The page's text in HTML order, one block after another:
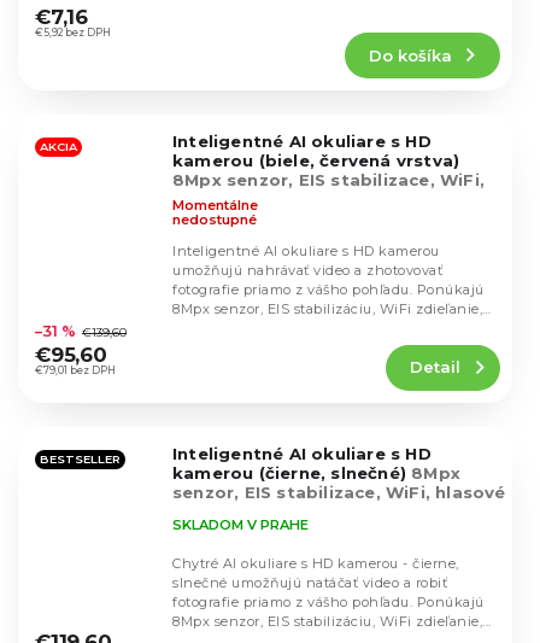
hodnotenie
produktu
hviezdičiek.
€5,92 bez DPH
€7,16
Do košíka
AKCIA
Inteligentné AI okuliare s HD
kamerou (biele, červená vrstva)
8Mpx senzor, EIS stabilizace, WiFi,
hlasové ovládání, odolnost IP65
hodnotenie
produktu
je
hviezdičiek.
Momentálne
nedostupné
€79,01 bez DPH
–31 % €139,60
€95,60 Detail
Inteligentné AI okuliare s HD kamerou
umožňujú nahrávať video a zhotovovať
fotografie priamo z vášho pohľadu. Ponúkajú
8Mpx senzor, EIS stabilizáciu, WiFi zdieľanie,
BESTSELLER
Inteligentné AI okuliare s HD
kamerou (čierne, slnečné) 8Mpx
senzor, EIS stabilizace, WiFi, hlasové
hodnotenie
SKLADOM V PRAHE
Chytré AI okuliare s HD kamerou - čierne,
slnečné umožňujú natáčať video a robiť
fotografie priamo z vášho pohľadu. Ponúkajú
8Mpx senzor, EIS stabilizáciu, WiFi zdieľanie,...